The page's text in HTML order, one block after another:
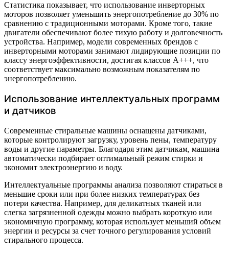
Статистика показывает, что использование инверторных
моторов позволяет уменьшить энергопотребление до 30% по
сравнению с традиционными моторами. Кроме того, такие
двигатели обеспечивают более тихую работу и долговечность
устройства. Например, модели современных брендов с
инверторными моторами занимают лидирующие позиции по
классу энергоэффективности, достигая классов A+++, что
соответствует максимально возможным показателям по
энергопотреблению.
Использование интеллектуальных программ
и датчиков
Современные стиральные машины оснащены датчиками,
которые контролируют загрузку, уровень пены, температуру
воды и другие параметры. Благодаря этим датчикам, машина
автоматически подбирает оптимальный режим стирки и
экономит электроэнергию и воду.
Интеллектуальные программы анализа позволяют стираться в
меньшие сроки или при более низких температурах без
потери качества. Например, для деликатных тканей или
слегка загрязненной одежды можно выбрать короткую или
экономичную программу, которая использует меньший объем
энергии и ресурсы за счет точного регулирования условий
стирального процесса.